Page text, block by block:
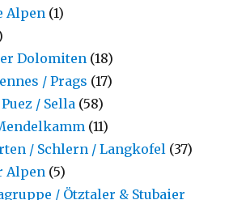
Alpen (1)
Dolomiten (18)
/ Prags (17)
/ Sella (58)
(11)
/ Schlern / Langkofel (37)
Alpen (5)
/ Ötztaler & Stubaier